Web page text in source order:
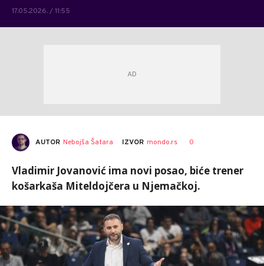
17.05.2026. / 11:55
AUTOR Nebojša Šatara IZVOR mondo.rs 0
Vladimir Jovanović ima novi posao, biće trener
košarkaša Miteldojčera u Njemačkoj.